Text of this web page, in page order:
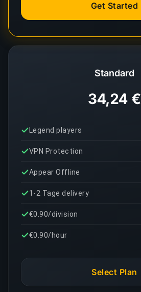
Standard
34,24 €
Legend players
VPN Protection
Appear Offline
1-2 Tage delivery
€0.90/division
€0.90/hour
Select Plan
Get Started